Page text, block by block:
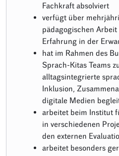
Fachkraft absolviert
verfügt über
pädagogischen
Erfahrung in der
hat im Rahmen des
Sprach-Kitas Teams
alltagsintegrierte
Inklusion,
digitale Medien
arbeitet beim Institut
in verschiedenen
den externen
arbeitet besonders